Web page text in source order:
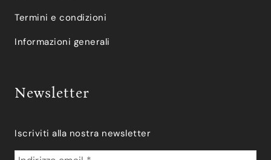
Termini e condizioni
Informazioni generali
Newsletter
Iscriviti alla nostra newsletter